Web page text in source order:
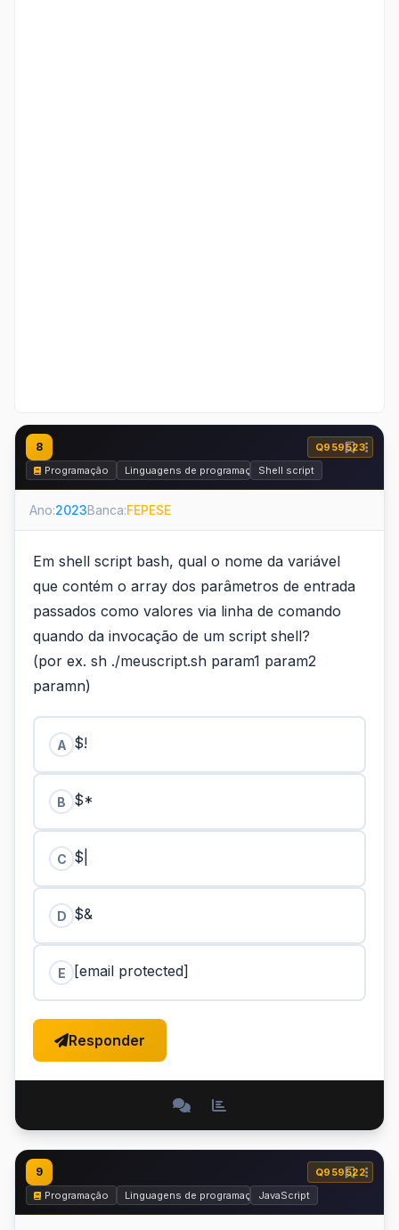
8
Q959523
Programação
Linguagens de programaçãoShell script
Ano:2023Banca:FEPESE
Em shell script bash, qual o nome da variável
que contém o array dos parâmetros de entrada
passados como valores via linha de comando
quando da invocação de um script shell?
(por ex. sh ./meuscript.sh param1 param2
paramn)
A $!
B $*
C $|
D $&
E [email protected]
Responder
9
Q959522
Programação
Linguagens de programaçãoJavaScript